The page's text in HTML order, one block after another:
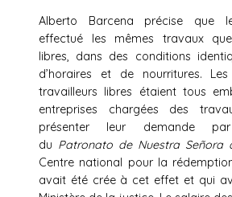
Alberto Barcena précise que
effectué les mêmes travaux
libres, dans des conditions
d’horaires et de nourritures.
travailleurs libres étaient tous
entreprises chargées des
présenter leur demande par
du Patronato de Nuestra Señora
Centre national pour la
avait été crée à cet effet et qui